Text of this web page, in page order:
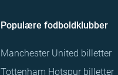
Populære fodboldklubber
Manchester United billetter
Tottenham Hotspur billetter